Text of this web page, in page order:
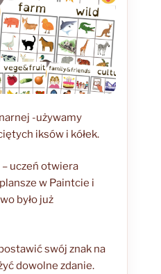
-używamy
iksów i kółek.
uczeń otwiera
w Paintcie i
było już
swój znak na
dowolne zdanie.